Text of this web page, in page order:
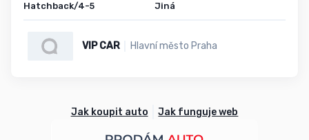
Hatchback/4-5
Jiná
VIP CAR Hlavní město Praha
Jak koupit auto Jak funguje web